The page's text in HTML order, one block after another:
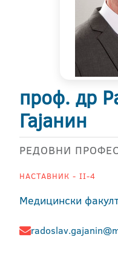
проф. др
Гајанин
РЕДОВНИ
НАСТАВНИК - II-4
Медицински